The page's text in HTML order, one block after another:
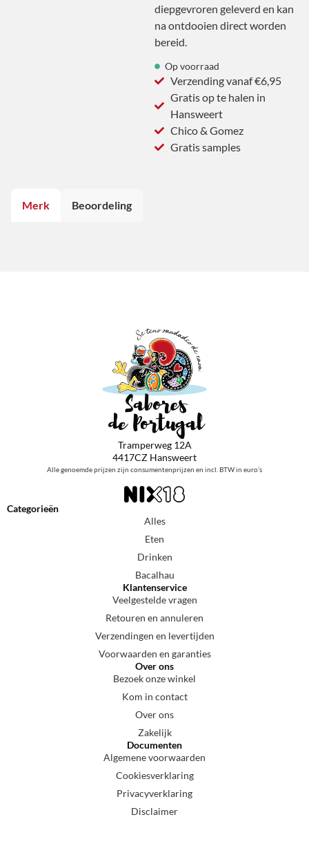
diepgevroren geleverd en kan
na ontdooien direct worden
bereid.
Op voorraad
Verzending vanaf €6,95
Gratis op te halen in
Hansweert
Chico & Gomez
Gratis samples
Merk Beoordeling
Tramperweg 12A
4417CZ Hansweert
Alle genoemde prijzen zijn consumentenprijzen en incl. BTW in euro’s
Categorieën
Alles
Eten
Drinken
Bacalhau
Klantenservice
Veelgestelde vragen
Retouren en annuleren
Verzendingen en levertijden
Voorwaarden en garanties
Over ons
Bezoek onze winkel
Kom in contact
Over ons
Zakelijk
Documenten
Algemene voorwaarden
Cookiesverklaring
Privacyverklaring
Disclaimer